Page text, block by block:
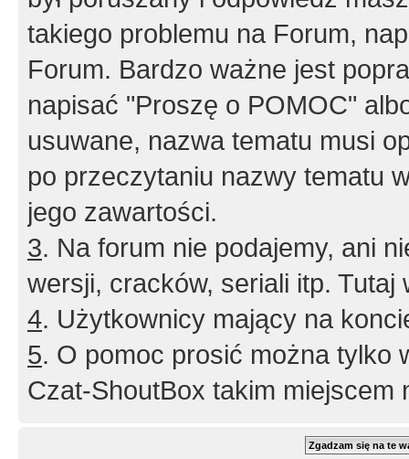
takiego problemu na Forum,
Forum. Bardzo ważne jest
napisać "Proszę o POMOC"
usuwane, nazwa tematu musi
po przeczytaniu nazwy tematu
jego zawartości.
3. Na forum nie podajemy, ani
wersji, cracków, seriali itp. Tutaj
4. Użytkownicy mający na
5. O pomoc prosić można tylko
Czat-ShoutBox takim miejscem